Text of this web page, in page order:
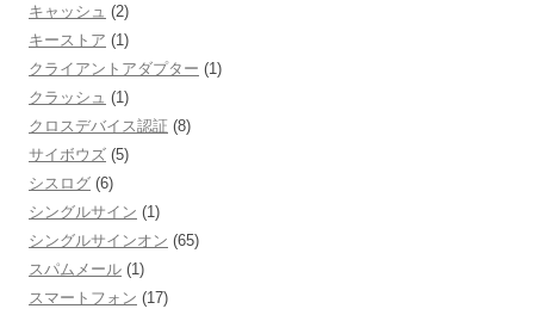
キャッシュ (2)
キーストア (1)
クライアントアダプター (1)
クラッシュ (1)
クロスデバイス認証 (8)
サイボウズ (5)
シスログ (6)
シングルサイン (1)
シングルサインオン (65)
スパムメール (1)
スマートフォン (17)